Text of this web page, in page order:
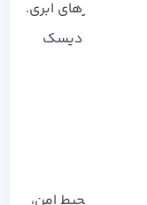
: تنظیم هشدار برای CPU ، RAM و دیسک